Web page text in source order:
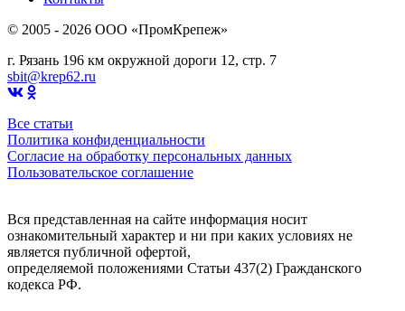
© 2005 - 2026 OOO «ПромКрепеж»
г. Рязань 196 км окружной дороги 12, стр. 7
sbit@krep62.ru
Все статьи
Политика конфиденциальности
Согласие на обработку персональных данных
Пользовательское соглашение
Вся представленная на сайте информация носит
ознакомительный характер и ни при каких условиях не
является публичной офертой,
определяемой положениями Статьи 437(2) Гражданского
кодекса РФ.